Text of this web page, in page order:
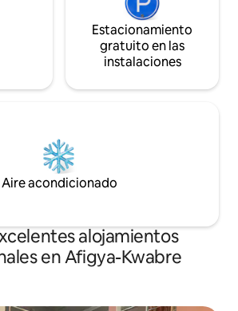
Estacionamiento
gratuito en las
instalaciones
Aire acondicionado
alojamientos
en Afigya-Kwabre